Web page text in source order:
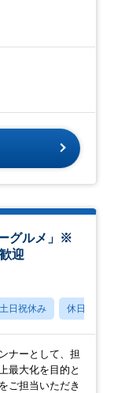
グルメ」※
迎
土日祝休み 休日120日
ナーとして、担
最大化を目的と
ご担当いただき